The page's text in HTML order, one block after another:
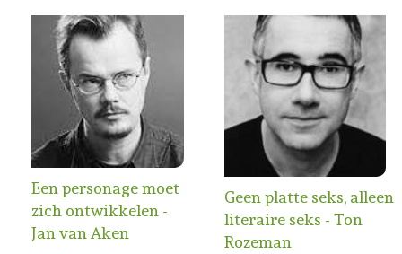
Een personage moet
zich ontwikkelen -
Jan van Aken
Geen platte seks, alleen
literaire seks - Ton
Rozeman